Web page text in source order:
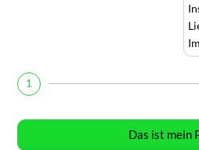
1
Das ist mein